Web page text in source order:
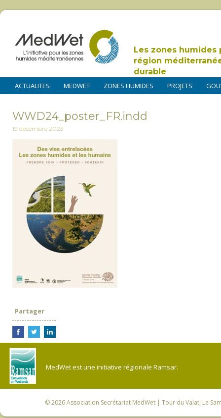
Les zones humides
région
durable
ACTUALITES MEDWET ZONES HUMIDES PROJETS
WWD24_poster_FR.indd
19 décembre 2023
Partager
MedWet est une initiative régionale Ramsar.
© 2026Association Secrétariat MedWet | Tour du Valat, Le